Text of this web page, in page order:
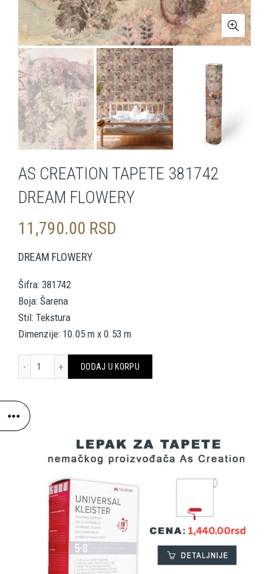
AS CREATION TAPETE 381742
DREAM FLOWERY
11,790.00 RSD
DREAM FLOWERY
Šifra: 381742
Boja: Šarena
Stil: Tekstura
Dimenzije: 10.05 m x 0.53 m
DODAJ U KORPU